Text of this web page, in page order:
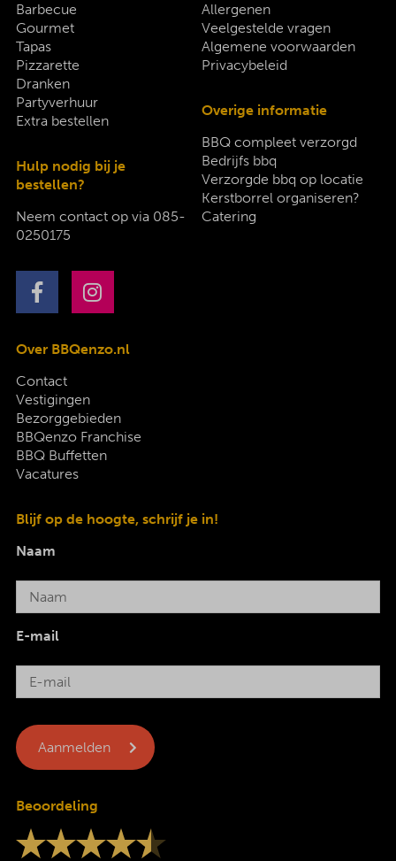
Barbecue
Gourmet
Tapas
Pizzarette
Dranken
Partyverhuur
Extra bestellen
Hulp nodig bij je
bestellen?
Neem contact op via 085-
0250175
Allergenen
Veelgestelde vragen
Algemene voorwaarden
Privacybeleid
Overige informatie
BBQ compleet verzorgd
Bedrijfs bbq
Verzorgde bbq op locatie
Kerstborrel organiseren?
Catering
Over BBQenzo.nl
Contact
Vestigingen
Bezorggebieden
BBQenzo Franchise
BBQ Buffetten
Vacatures
Blijf op de hoogte, schrijf je in!
Naam
E-mail
Beoordeling